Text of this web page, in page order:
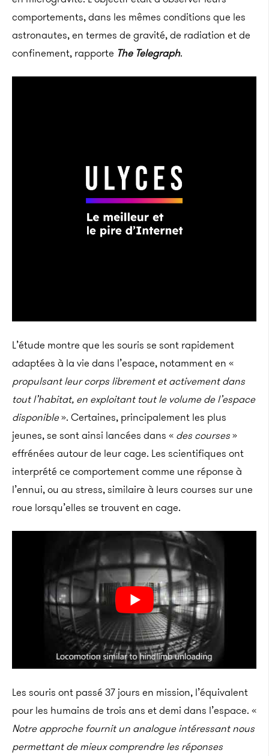
comportements, dans les mêmes conditions que les
astronautes, en termes de gravité, de radiation et de
confinement, rapporte The Telegraph.
L’étude montre que les souris se sont rapidement
adaptées à la vie dans l’espace, notamment en «
propulsant leur corps librement et activement dans
tout l’habitat, en exploitant tout le volume de l’espace
disponible». Certaines, principalement les plus
jeunes, se sont ainsi lancées dans « des courses»
effrénées autour de leur cage. Les scientifiques ont
interprété ce comportement comme une réponse à
l’ennui, ou au stress, similaire à leurs courses sur une
roue lorsqu’elles se trouvent en cage.
Les souris ont passé 37 jours en mission, l’équivalent
pour les humains de trois ans et demi dans l’espace. «
Notre approche fournit un analogue intéressant nous
permettant de mieux comprendre les réponses